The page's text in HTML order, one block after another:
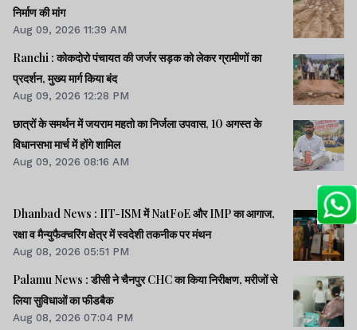
निर्माण की मांग
Aug 09, 2026 11:39 AM
Ranchi : कोकदोरो पंचायत की जर्जर सड़क को लेकर ग्रामीणों का
प्रदर्शन, मुख्य मार्ग किया बंद
Aug 09, 2026 12:28 PM
छात्रों के समर्थन में जयराम महतो का निर्जला उपवास, 10 अगस्त के
विधानसभा मार्च में होंगे शामिल
Aug 09, 2026 08:16 AM
Dhanbad News : IIT-ISM में NatFoE और IMP का आगाज,
रक्षा व मैन्युफैक्चरिंग क्षेत्र में स्वदेशी तकनीक पर मंथन
Aug 08, 2026 05:51 PM
Palamu News : डीसी ने चैनपुर CHC का किया निरीक्षण, मरीजों से
लिया सुविधाओं का फीडबैक
Aug 08, 2026 07:04 PM